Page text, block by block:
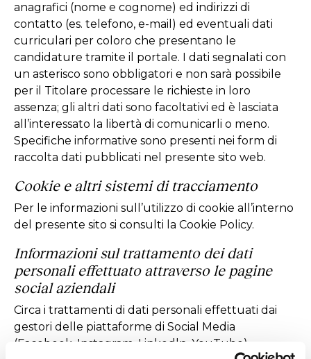
anagrafici (nome e cognome) ed indirizzi di
contatto (es. telefono, e-mail) ed eventuali dati
curriculari per coloro che presentano le
candidature tramite il portale. I dati segnalati con
un asterisco sono obbligatori e non sarà possibile
per il Titolare processare le richieste in loro
assenza; gli altri dati sono facoltativi ed è lasciata
all’interessato la libertà di comunicarli o meno.
Specifiche informative sono presenti nei form di
raccolta dati pubblicati nel presente sito web.
Cookie e altri sistemi di tracciamento
Per le informazioni sull’utilizzo di cookie all’interno
del presente sito si consulti la Cookie Policy.
Informazioni sul trattamento dei dati
personali effettuato attraverso le pagine
social aziendali
Circa i trattamenti di dati personali effettuati dai
gestori delle piattaforme di Social Media
(Facebook, Instagram, Linkedln, YouTube)